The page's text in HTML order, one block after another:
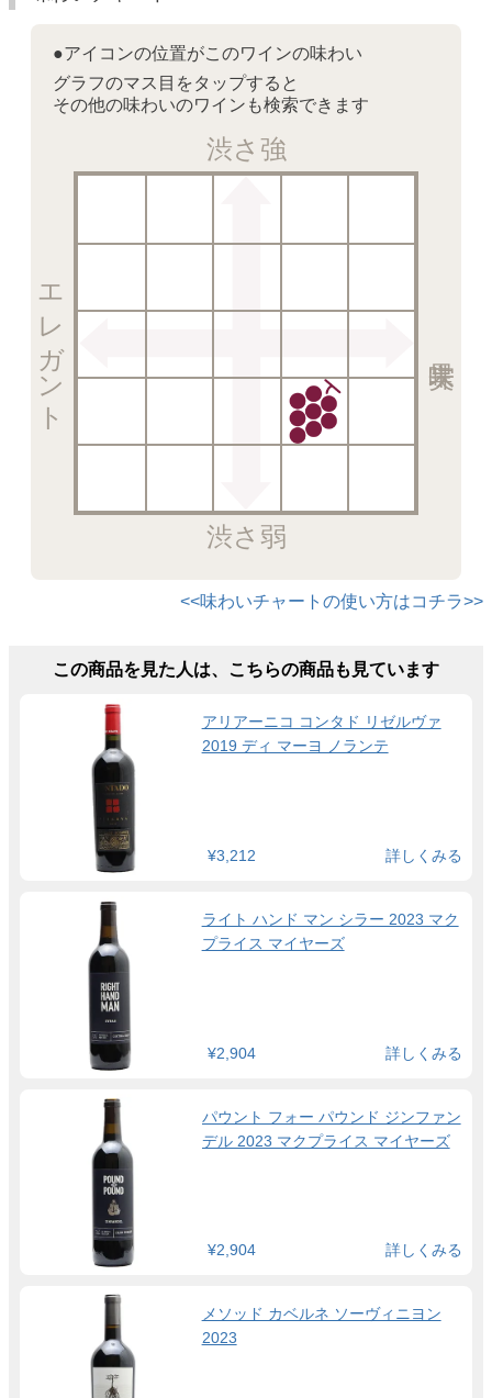
●アイコンの位置がこのワインの味わい
グラフのマス目をタップすると
その他の味わいのワインも検索できます
渋さ強
渋さ弱
エレガント
<<味わいチャートの使い方はコチラ>>
この商品を見た人は、こちらの商品も見ています
アリアーニコ コンタド リゼルヴァ
2019 ディ マーヨ ノランテ
¥3,212 詳しくみる
ライト ハンド マン シラー 2023 マク
プライス マイヤーズ
¥2,904 詳しくみる
パウント フォー パウンド ジンファン
デル 2023 マクプライス マイヤーズ
¥2,904 詳しくみる
メソッド カベルネ ソーヴィニヨン
2023